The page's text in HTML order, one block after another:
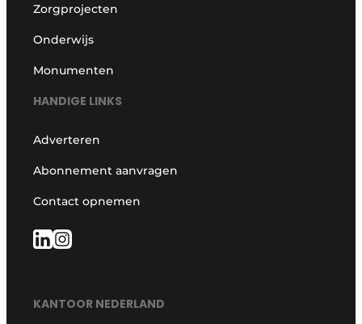
Zorgprojecten
Onderwijs
Monumenten
HANDIGE LINKS
Adverteren
Abonnement aanvragen
Contact opnemen
KANTOOR NEDERLAND